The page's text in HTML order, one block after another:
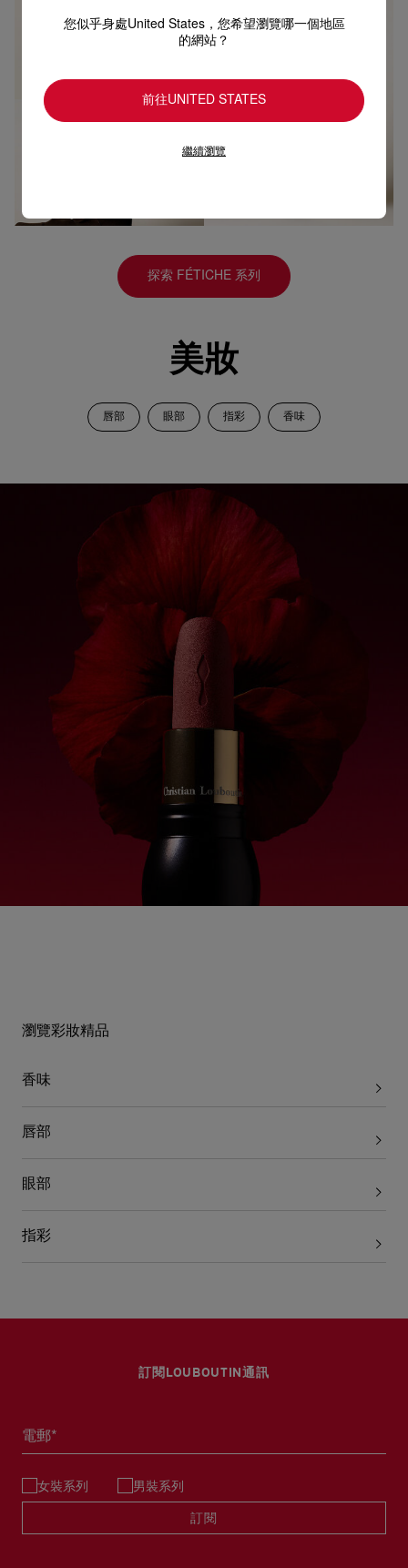
探索 FÉTICHE 系列
美妝
唇部 眼部 指彩 香味
瀏覽彩妝精品
香味
唇部
眼部
指彩
訂閱LOUBOUTIN通訊
電郵*
女裝系列 男裝系列
訂閱
您似乎身處United States，您希望瀏覽哪一個地區
的網站？
前往UNITED STATES
繼續瀏覽